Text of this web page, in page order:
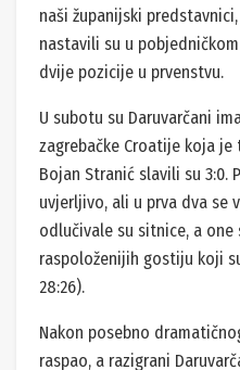
naši županijski predstavnici,
nastavili su u
dvije pozicije u prvenstvu.
U subotu su Daruvarčani
zagrebačke Croatije koja je
Bojan Stranić slavili su 3:0.
uvjerljivo, ali u prva dva se
odlučivale su sitnice, a
raspoloženijih gostiju koji
28:26).
Nakon posebno
raspao, a razigrani